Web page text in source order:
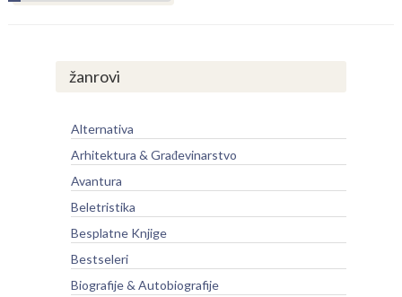
žanrovi
Alternativa
Arhitektura & Građevinarstvo
Avantura
Beletristika
Besplatne Knjige
Bestseleri
Biografije & Autobiografije